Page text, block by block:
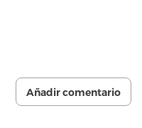
Añadir comentario